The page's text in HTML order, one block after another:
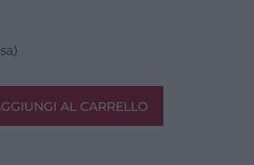
AL CARRELLO